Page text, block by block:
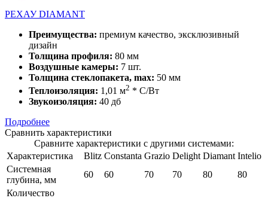
РЕХАУ DIAMANT
Преимущества: премиум качество, эксклюзивный
дизайн
Толщина профиля: 80 мм
Воздушные камеры: 7 шт.
Толщина стеклопакета, max: 50 мм
Теплоизоляция: 1,01 м2 * С/Вт
Звукоизоляция: 40 дб
Подробнее
Сравнить характеристики
Сравните характеристики с другими системами:
Характеристика
Blitz Constanta Grazio Delight Diamant Intelio
Системная
глубина, мм
60 60 70 70 80
80
Количество